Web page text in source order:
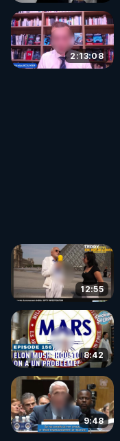
2:13:08
12:55
8:42
9:48